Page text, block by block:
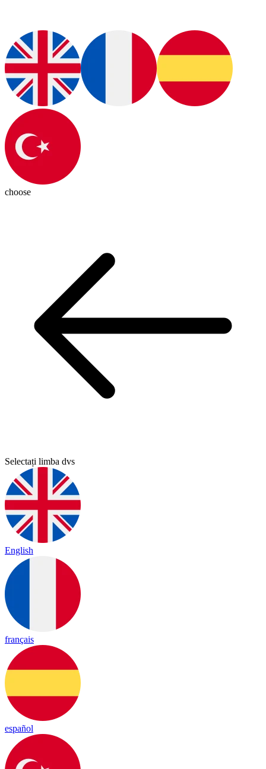
choose
Selectați limba dvs
English
français
español